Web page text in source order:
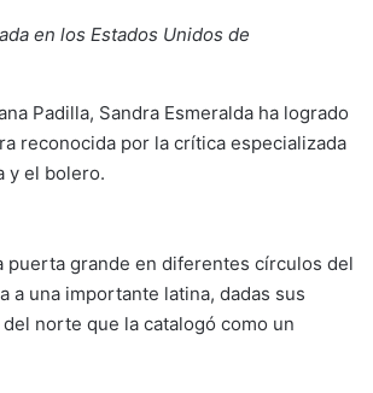
en los Estados Unidos de
Padilla, Sandra Esmeralda ha logrado
reconocida por la crítica especializada
y el bolero.
puerta grande en diferentes círculos del
a una importante latina, dadas sus
norte que la catalogó como un